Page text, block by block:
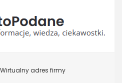
Wirtualny adres firmy